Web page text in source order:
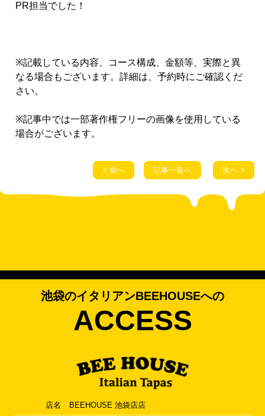
PR担当でした！
※記載している内容、コース構成、金額等、実際と異
なる場合もございます。詳細は、予約時にご確認くだ
さい。
※記事中では一部著作権フリーの画像を使用している
場合がございます。
< 前へ 記事一覧へ 次へ >
池袋のイタリアンBEEHOUSEへの
ACCESS
店名 BEEHOUSE 池袋店店